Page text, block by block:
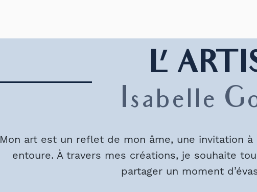
L'
Isabelle
Mon art est un reflet de mon âme, une invitation
entoure. À travers mes créations, je souhaite
partager un moment